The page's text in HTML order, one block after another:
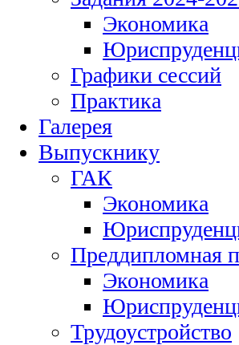
Экономика
Графики сессий
Практика
Галерея
Выпускнику
ГАК
Экономика
Преддипломная
Экономика
Трудоустройство